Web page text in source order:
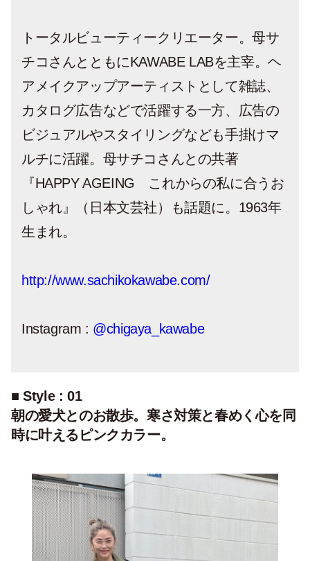
トータルビューティークリエーター。母サ
チコさんとともにKAWABE LABを主宰。ヘ
アメイクアップアーティストとして雑誌、
カタログ広告などで活躍する一方、広告の
ビジュアルやスタイリングなども手掛けマ
ルチに活躍。母サチコさんとの共著
『HAPPY AGEING これからの私に合うお
しゃれ』（日本文芸社）も話題に。1963年
生まれ。
http://www.sachikokawabe.com/
Instagram : @chigaya_kawabe
■ Style : 01
朝の愛犬とのお散歩。寒さ対策と春めく心を同
時に叶えるピンクカラー。